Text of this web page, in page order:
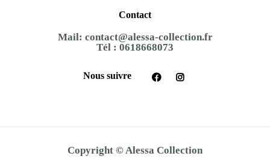
Contact
Mail: contact@alessa-collection.fr
Tél : 0618668073
Nous suivre
Copyright © Alessa Collection